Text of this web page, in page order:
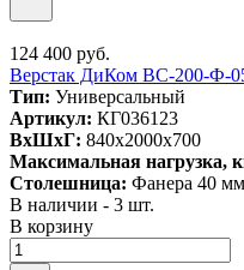
124 400 руб.
Верстак ДиКом ВС-200-Ф-
Тип: Универсальный
Артикул: КГ036123
ВxШxГ: 840x2000x700
Максимальная нагрузка,
Столешница: Фанера 40 мм
В наличии - 3 шт.
В корзину